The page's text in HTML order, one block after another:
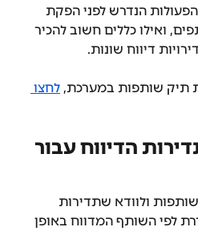
הנדרש לפני הפקת
ואילו כללים חשוב להכיר
דיווח שונות.
תיק שותפות במערכת, לחצו
הדיווח עבור
ולוודא שתדירות
לפי השותף המדווח באופן